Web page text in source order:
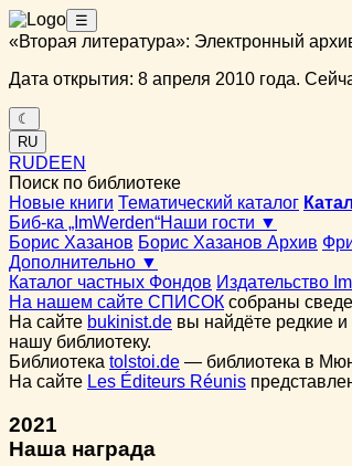
☰
«Вторая литература»: Электронный
Дата открытия: 8 апреля 2010 года.
☾
RU
RUDEEN
Поиск по библиотеке
Новые книги Тематический каталог
Биб-ка „ImWerden“Наши гости ▼
Борис Хазанов Борис Хазанов Архив
Дополнительно ▼
Каталог частных Фондов Издательство
На нашем сайте СПИСОК собраны
На сайте bukinist.de вы найдёте редкие
нашу библиотеку.
Библиотека tolstoi.de — библиотека в
На сайте Les Éditeurs Réunis
2021
Наша награда